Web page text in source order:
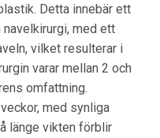
Detta innebär ett
med ett
vilket resulterar i
varar mellan 2 och
omfattning.
med synliga
länge vikten förblir